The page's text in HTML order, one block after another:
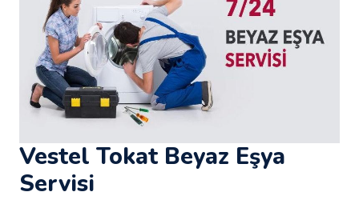
Vestel Tokat Beyaz Eşya
Servisi